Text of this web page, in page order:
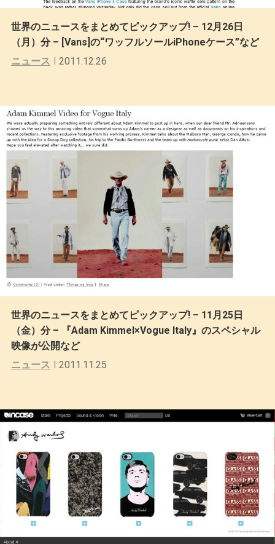
世界のニュースをまとめてピックアップ! – 12月26日
（月）分 – [Vans]の“ワッフルソールiPhoneケース”など
ニュース
2011.12.26
世界のニュースをまとめてピックアップ! – 11月25日
（金）分 – 『Adam Kimmel×Vogue Italy』のスペシャル
映像が公開など
ニュース
2011.11.25